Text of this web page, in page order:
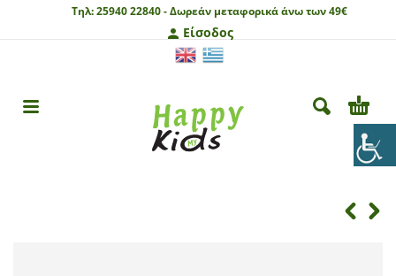
Τηλ:25940 22840 -Δωρεάν μεταφορικά άνω των 49€
Είσοδος